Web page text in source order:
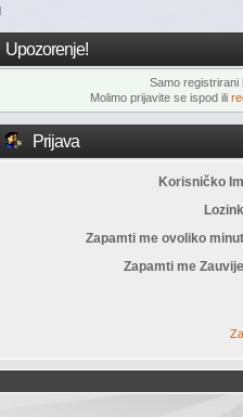
Upozorenje!
Samo registrirani
Molimo prijavite se ispod ili
Prijava
Korisničko
Zapamti me ovoliko
Zapamti me